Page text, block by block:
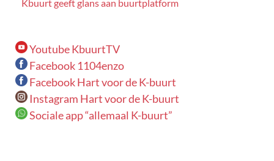
Kbuurt geeft glans aan buurtplatform
Youtube KbuurtTV
Facebook 1104enzo
Facebook Hart voor de K-buurt
Instagram Hart voor de K-buurt
Sociale app “allemaal K-buurt”